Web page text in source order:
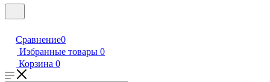
Сравнение0
Избранные товары 0
Корзина 0